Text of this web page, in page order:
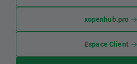
xopenhub.pro
Espace Client